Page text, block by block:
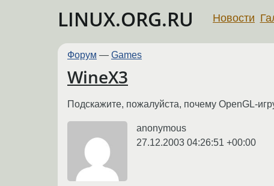
LINUX.ORG.RU Новости
Форум — Games
WineX3
Подскажите, пожалуйста, почему OpenGL-
anonymous
27.12.2003 04:26:51 +00:00